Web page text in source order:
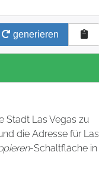
generieren
Stadt Las Vegas zu
die Adresse für Las
-Schaltfläche in